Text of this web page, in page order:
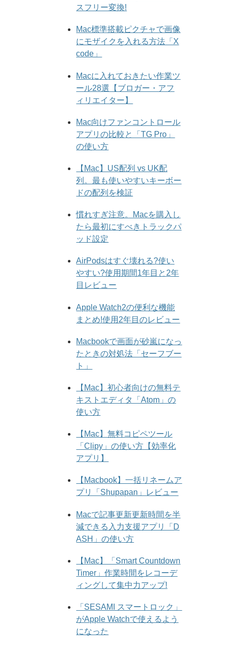
スフリー変換!
Mac標準搭載ピクチャで画像
にモザイクを入れる方法「X
code」
Macに入れておきたい作業ツ
ール28選【ブロガー・アフ
ィリエイター】
Mac向けファンコントロール
アプリの比較と「TG Pro」
の使い方
【Mac】US配列 vs UK配
列。最も使いやすいキーボー
ドの配列を検証
慣れすぎ注意。Macを購入し
たら最初にすべきトラックパ
ッド設定
AirPodsはすぐ壊れる?使い
やすい?使用期間1年目と2年
目レビュー
Apple Watch2の便利な機能
まとめ!使用2年目のレビュー
Macbookで画面が砂嵐になっ
たときの対処法「セーフブー
ト」
【Mac】初心者向けの無料テ
キストエディタ「Atom」の
使い方
【Mac】無料コピペツール
「Clipy」の使い方【効率化
アプリ】
【Macbook】一括リネームア
プリ「Shupapan」レビュー
Macで記事更新更新時間を半
減できる入力支援アプリ「D
ASH」の使い方
【Mac】「Smart Countdown
Timer」作業時間をレコーデ
ィングして集中力アップ!
「SESAMI スマートロック」
がApple Watchで使えるよう
になった